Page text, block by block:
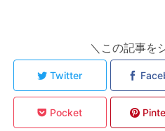
＼この記事を
Twitter
Pocket